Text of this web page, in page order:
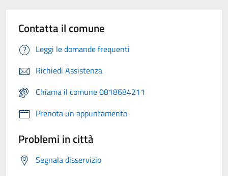
Contatta il comune
Leggi le domande frequenti
Richiedi Assistenza
Chiama il comune 0818684211
Prenota un appuntamento
Problemi in città
Segnala disservizio